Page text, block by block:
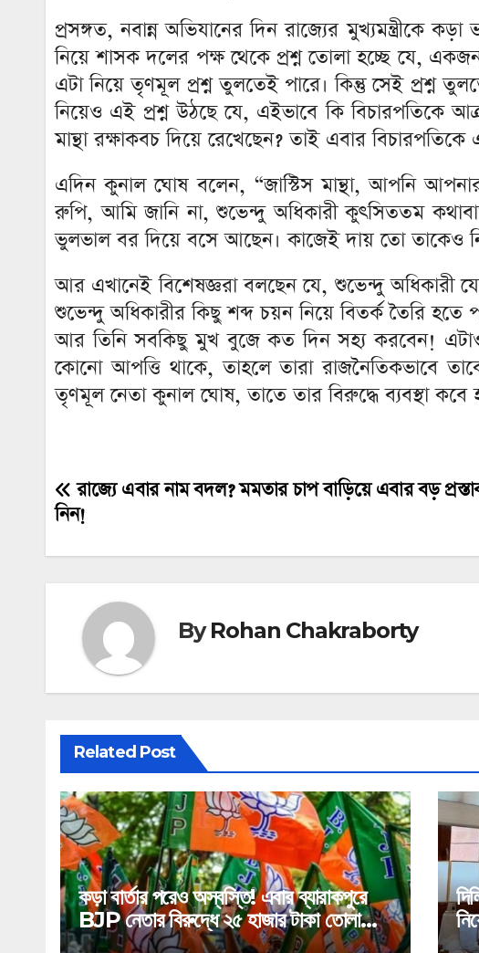
প্রসঙ্গত, নবান্ন অভিযানের দিন রাজ্যের মুখ্যমন্ত্রীকে
নিয়ে শাসক দলের পক্ষ থেকে প্রশ্ন তোলা হচ্ছে যে,
এটা নিয়ে তৃণমূল প্রশ্ন তুলতেই পারে। কিন্তু সেই
নিয়েও এই প্রশ্ন উঠছে যে, এইভাবে কি বিচারপতিকে
মান্থা রক্ষাকবচ দিয়ে রেখেছেন? তাই এবার
এদিন কুনাল ঘোষ বলেন, “জাস্টিস মান্থা, আপনি আপনার
রুপি, আমি জানি না, শুভেন্দু অধিকারী কুৎসিততম
ভুলভাল বর দিয়ে বসে আছেন। কাজেই দায় তো তাকেও
আর এখানেই বিশেষজ্ঞরা বলছেন যে, শুভেন্দু অধিকারী
শুভেন্দু অধিকারীর কিছু শব্দ চয়ন নিয়ে বিতর্ক তৈরি হতে
আর তিনি সবকিছু মুখ বুজে কত দিন সহ্য করবেন! এটাও
কোনো আপত্তি থাকে, তাহলে তারা রাজনৈতিকভাবে
তৃণমূল নেতা কুনাল ঘোষ, তাতে তার বিরুদ্ধে ব্যবস্থা কবে
Post
navigation
রাজ্যে এবার নাম বদল? মমতার চাপ বাড়িয়ে এবার বড়
নিন!
ByRohan Chakraborty
Related Post
কড়া বার্তার পরেও অস্বস্তি! এবার ব্যারাকপুরে
BJP নেতার বিরুদ্ধে ২৫ হাজার টাকা তোলা
দাবির গুরুতর অভিযোগ, ভাইরাল অডিও!